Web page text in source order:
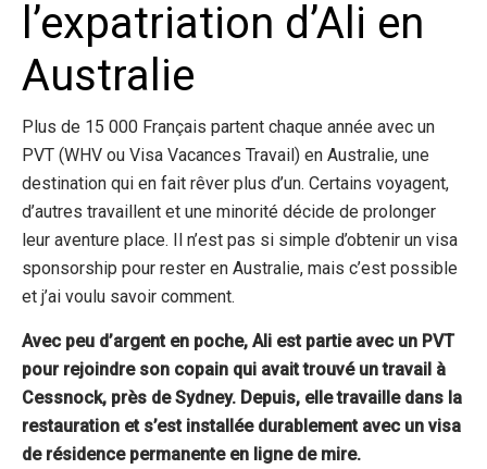
l’expatriation d’Ali en
Australie
Plus de 15 000 Français partent chaque année avec un
PVT (WHV ou Visa Vacances Travail) en Australie, une
destination qui en fait rêver plus d’un. Certains voyagent,
d’autres travaillent et une minorité décide de prolonger
leur aventure place. Il n’est pas si simple d’obtenir un visa
sponsorship pour rester en Australie, mais c’est possible
et j’ai voulu savoir comment.
Avec peu d’argent en poche, Ali est partie avec un PVT
pour rejoindre son copain qui avait trouvé un travail à
Cessnock, près de Sydney. Depuis, elle travaille dans la
restauration et s’est installée durablement avec un visa
de résidence permanente en ligne de mire.